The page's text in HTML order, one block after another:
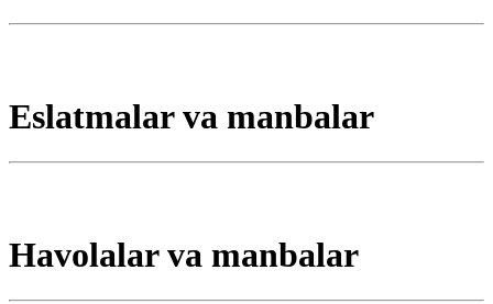
Eslatmalar va manbalar
Havolalar va manbalar